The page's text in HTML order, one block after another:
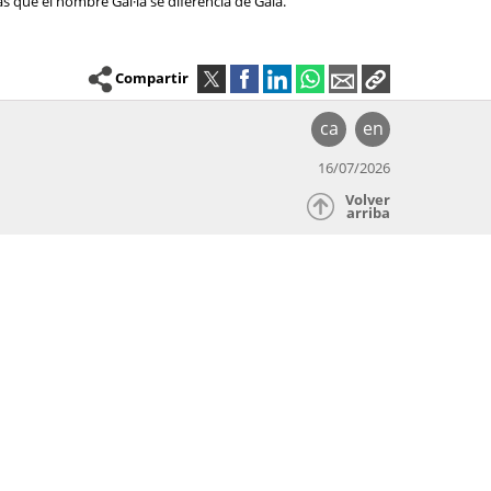
Compartir
ca en
16/07/2026
Volver
arriba